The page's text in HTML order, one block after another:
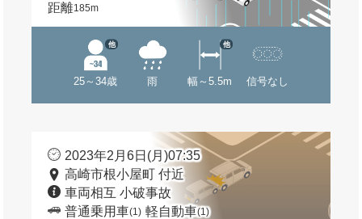
距離185m
25～34歳
他
雨 幅～5.5m
他
信号なし
2023年2月6日(月)07:35
高崎市根小屋町 付近
車両相互 小破事故
普通乗用車(1) 軽自動車(1)